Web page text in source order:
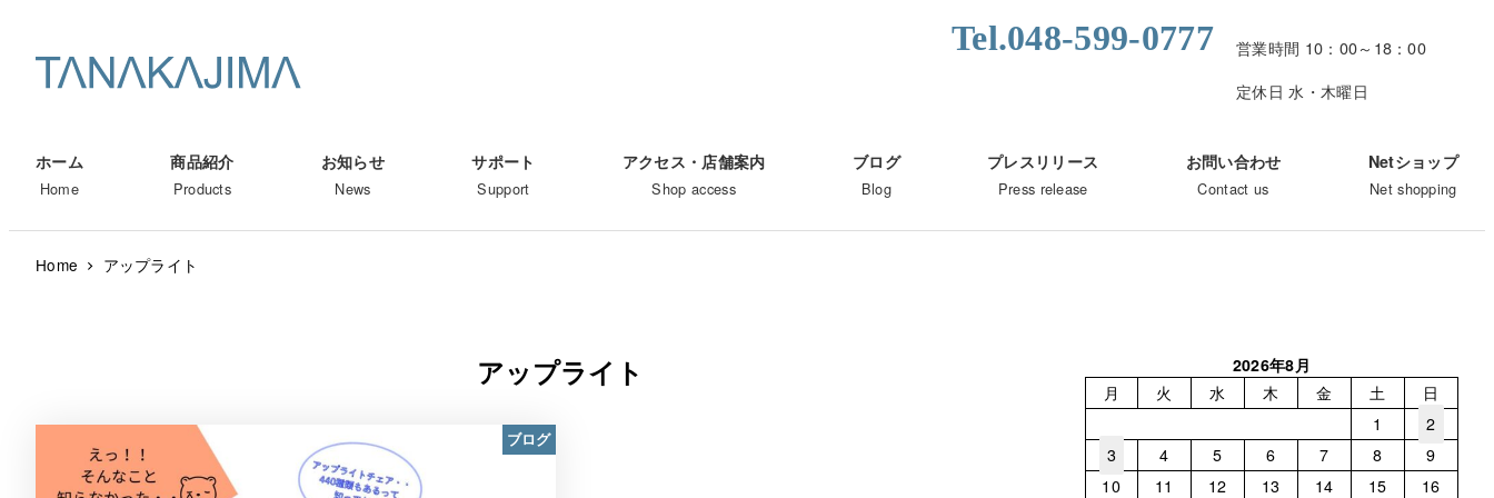
Tel.048-599-0777
営業時間 10：00～18：00
定休日 水・木曜日
ホーム
Home
商品紹介
Products
お知らせ
News
サポート
Support
アクセス・店舗案内
Shop access
ブログ
Blog
プレスリリース
Press release
お問い合わせ
Contact us
Netショップ
Net shopping
Home アップライト
アップライト
ブログ
2026年8月
月
火 水 木 金 土
日
1
2
3
4 5 6 7 8
9
10
11 12 13 14 15 16